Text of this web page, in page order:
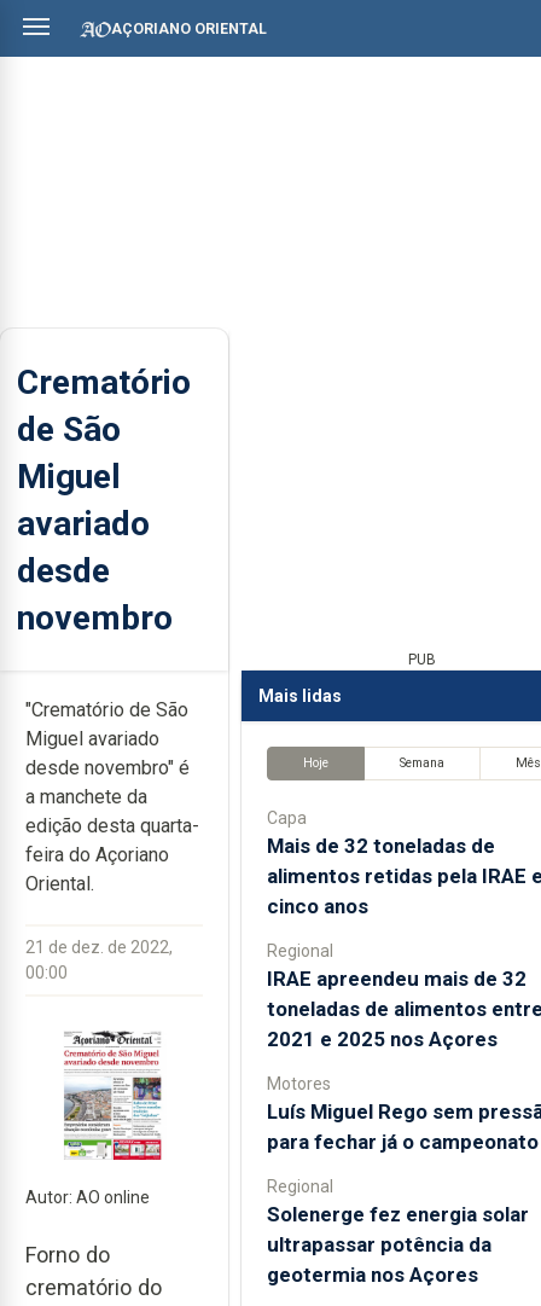
AÇORIANO ORIENTAL
Crematório
de São
Miguel
avariado
desde
novembro
"Crematório de São
Miguel avariado
desde novembro" é
a manchete da
edição desta quarta-
feira do Açoriano
Oriental.
21 de dez. de 2022,
00:00
Autor: AO online
Forno do
crematório do
PUB
Mais lidas
Hoje Semana Mês
Capa
Mais de 32 toneladas de
alimentos retidas pela IRAE
cinco anos
Regional
IRAE apreendeu mais de 32
toneladas de alimentos
2021 e 2025 nos Açores
Motores
Luís Miguel Rego sem
para fechar já o campeonato
Regional
Solenerge fez energia solar
ultrapassar potência da
geotermia nos Açores